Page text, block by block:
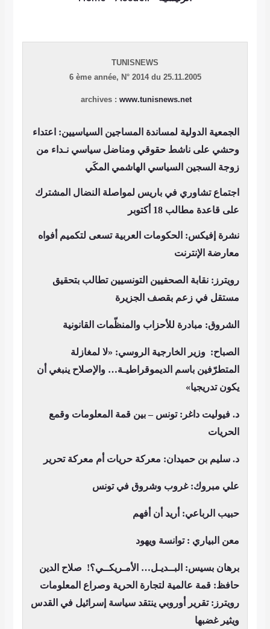
TUNISNEWS
6 ème année, N° 2014 du 25.11.2005
archives :www.tunisnews.net
الجمعية الدولية لمساندة المساجين السياسيين: اعتداء
وحشي على ناشط حقوقي ومناضل سياسي نـداء من
زوجة السجين السياسي الهاشمي المكَي
اجتماع تشاوري في باريس لمواصلة النضال المشترك
على قاعدة مطالب 18 أكتوبر
نشرة إفيكس: الحكومات العربية تسعى لتكميم أفواه
معارضة الإنترنت
رويترز: نقابة الصحفيين التونسيين تطالب بتحقيق
مستقل في زعم بقصف الجزيرة
الشروق: مبادرة للأحزاب والمنظّمات القانونية
لصباح: وزير الخارجية الروسي: «لا لمغازلة
المتطرّفين باسم الديموقراطيـة… والإصلاح ينبغي أن
يكون تدريجيا»
د. فيوليت داغر: تونس – بين قمة المعلومات وقمع
الحريات
د. سليم بن حميدان: معركة حريات أم معركة تحرير
علي مبروك: غروب وشروق في تونس
حبيب الرباعي: أريد أن أفهم
معن البياري : توانسة ويهود
برهان بسيس: البــديـل… الأمـريكــي؟! صلاح الدين
حافظ: قمة عالمية لتجارة الحرية وصراع المعلومات
رويترز: تقرير أوروبي ينتقد سياسة إسرائيل في القدس
ويثير غضبها